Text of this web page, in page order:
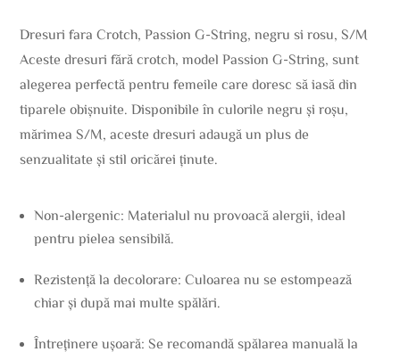
Dresuri fara Crotch, Passion G-String, negru si rosu, S/M
Aceste dresuri fără crotch, model Passion G-String, sunt
alegerea perfectă pentru femeile care doresc să iasă din
tiparele obișnuite. Disponibile în culorile negru și roșu,
mărimea S/M, aceste dresuri adaugă un plus de
senzualitate și stil oricărei ținute.
Non-alergenic: Materialul nu provoacă alergii, ideal
pentru pielea sensibilă.
Rezistență la decolorare: Culoarea nu se estompează
chiar și după mai multe spălări.
Întreținere ușoară: Se recomandă spălarea manuală la